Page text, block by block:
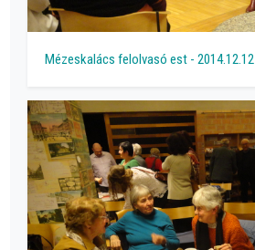
Mézeskalács felolvasó est - 2014.12.12